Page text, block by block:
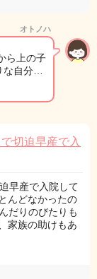
オトノハ
ら上の子
な自分…
切迫早産で入
早産で入院して
んどなかったの
だりのびたりも
家族の助けもあ